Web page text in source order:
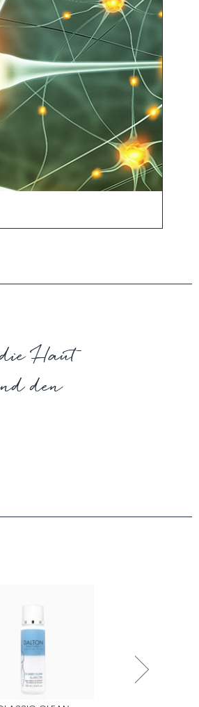
führt dies zu einer
von der Zelle
abgegeben.
was zur Folge hat,
von Q10 wird der
Haut
den